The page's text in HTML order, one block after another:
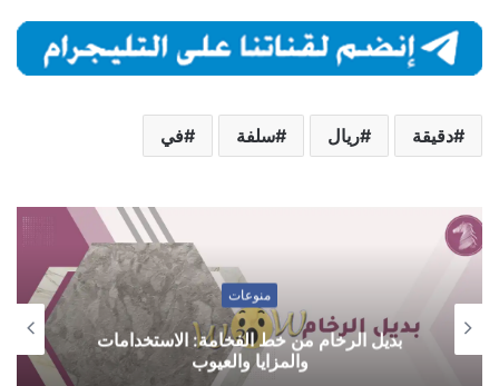
دقيقة ريال سلفة في
منوعات
بديل الرخام من خط الفخامة: الاستخدامات
والمزايا والعيوب